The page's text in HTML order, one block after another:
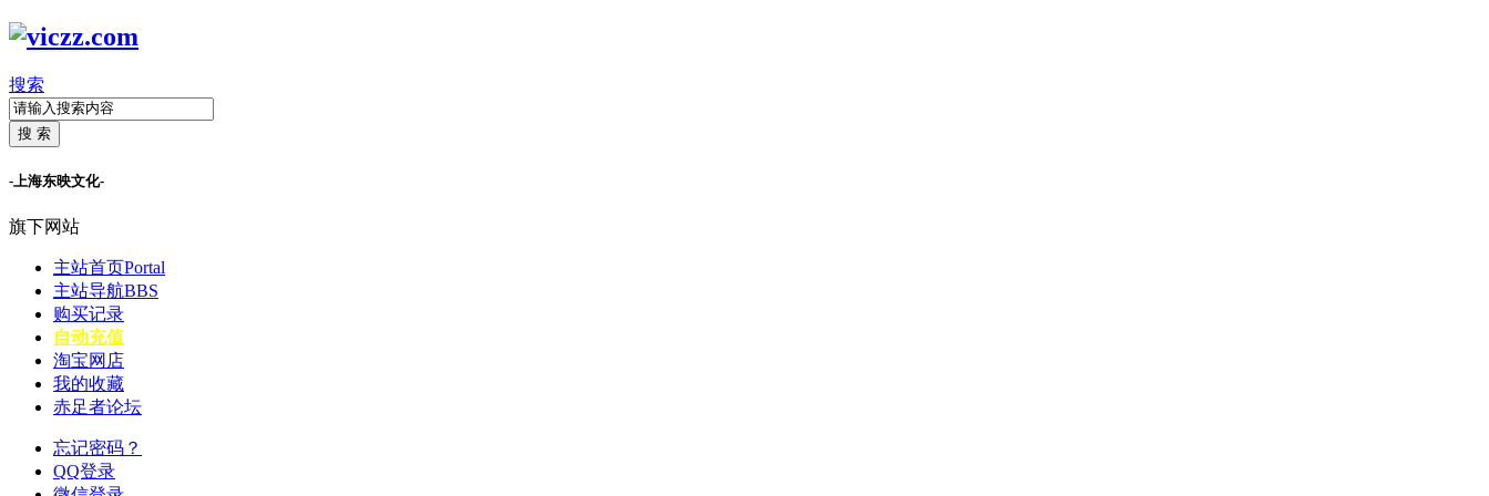
搜索
搜 索
-上海东映文化-
旗下网站
主站首页Portal
主站导航BBS
购买记录
自动充值
淘宝网店
我的收藏
赤足者论坛
忘记密码？
QQ登录